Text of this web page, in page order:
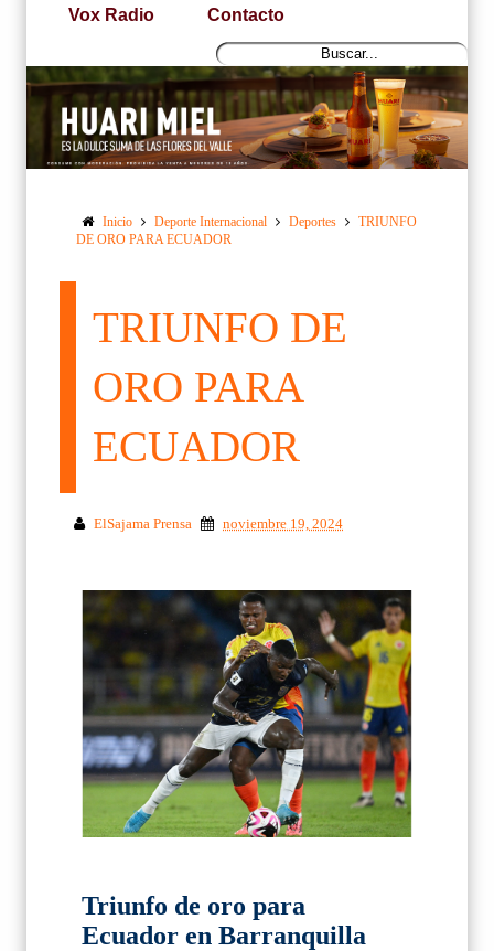
Vox Radio Contacto
Inicio Deporte Internacional Deportes
TRIUNFO
DE ORO PARA ECUADOR
TRIUNFO DE
ORO PARA
ECUADOR
ElSajama Prensa noviembre 19, 2024
Triunfo de oro para
Ecuador en Barranquilla